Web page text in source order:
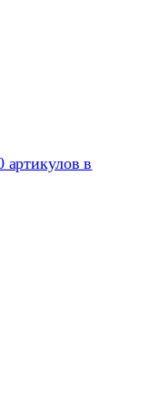
артикулов в